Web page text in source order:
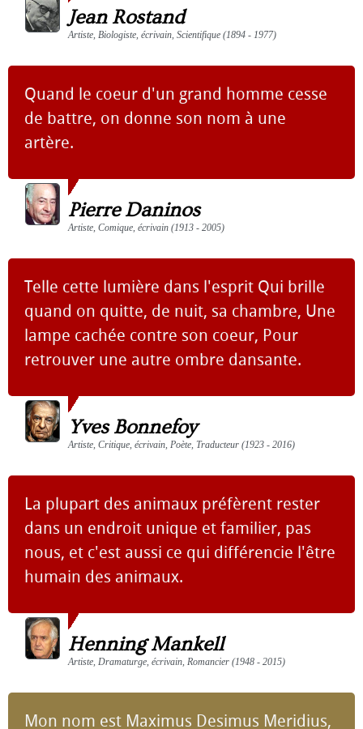
Jean Rostand
Artiste, Biologiste, écrivain, Scientifique (1894 - 1977)
Quand le coeur d'un grand homme cesse
de battre, on donne son nom à une
artère.
Pierre Daninos
Artiste, Comique, écrivain (1913 - 2005)
Telle cette lumière dans l'esprit Qui brille
quand on quitte, de nuit, sa chambre, Une
lampe cachée contre son coeur, Pour
retrouver une autre ombre dansante.
Yves Bonnefoy
Artiste, Critique, écrivain, Poète, Traducteur (1923 - 2016)
La plupart des animaux préfèrent rester
dans un endroit unique et familier, pas
nous, et c'est aussi ce qui différencie l'être
humain des animaux.
Henning Mankell
Artiste, Dramaturge, écrivain, Romancier (1948 - 2015)
Mon nom est Maximus Desimus Meridius,